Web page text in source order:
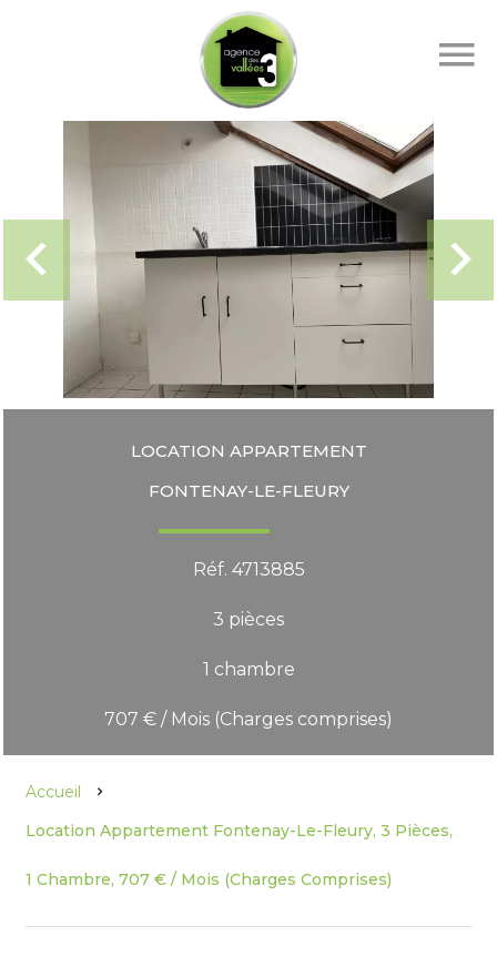
LOCATION APPARTEMENT
FONTENAY-LE-FLEURY
Réf. 4713885
3 pièces
1 chambre
707 € / Mois (Charges comprises)
Accueil
Location Appartement Fontenay-Le-Fleury, 3 Pièces,
1 Chambre, 707 € / Mois (Charges Comprises)